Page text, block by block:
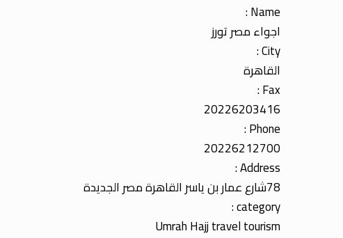
Name :
اجواء مصر تورز
City :
القاهرة
Fax :
20226203416
Phone :
20226212700
Address :
78شارع عمار بن ياسر القاهرة مصر الجديدة
category :
Umrah Hajj travel tourism